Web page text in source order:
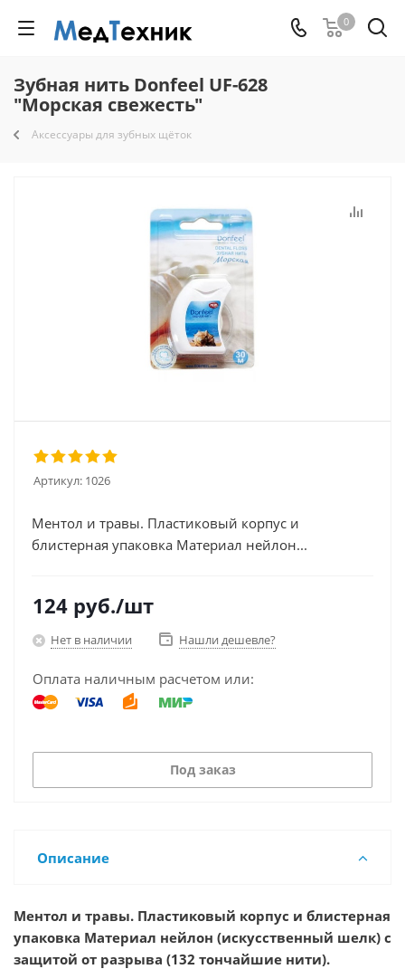
0
Зубная нить Donfeel UF-628
"Морская свежесть"
Аксессуары для зубных щёток
Артикул: 1026
Ментол и травы. Пластиковый корпус и
блистерная упаковка Материал нейлон...
124 руб./шт
Нет в наличии Нашли дешевле?
Оплата наличным расчетом или:
Под заказ
Описание
Ментол и травы. Пластиковый корпус и блистерная
упаковка Материал нейлон (искусственный шелк) с
защитой от разрыва (132 тончайшие нити).